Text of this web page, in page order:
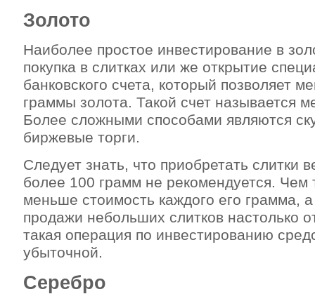
Золото
Наиболее простое инвестирование в
покупка в слитках или же открытие
банковского счета, который позволяет
граммы золота. Такой счет называется
Более сложными способами являются
биржевые торги.
Следует знать, что приобретать слитки
более 100 грамм не рекомендуется. Чем
меньше стоимость каждого его грамма,
продажи небольших слитков настолько
такая операция по инвестированию
убыточной.
Серебро